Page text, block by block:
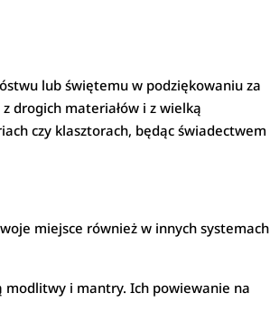
lub świętemu w podziękowaniu za
drogich materiałów i z wielką
czy klasztorach, będąc świadectwem
miejsce również w innych systemach
modlitwy i mantry. Ich powiewanie na